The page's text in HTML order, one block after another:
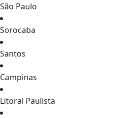
São Paulo
Sorocaba
Santos
Campinas
Litoral Paulista